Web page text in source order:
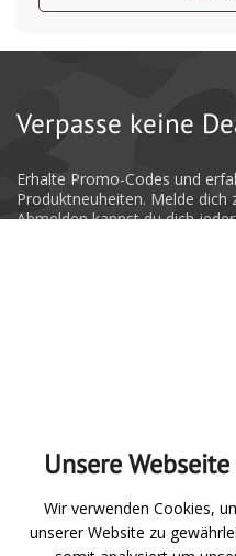
Verpasse keine
Erhalte Promo-Codes und
Produktneuheiten. Melde dich
Abmelden kannst du dich
Angeln
Unsere
Wir verwenden Cookies,
unserer Website zu